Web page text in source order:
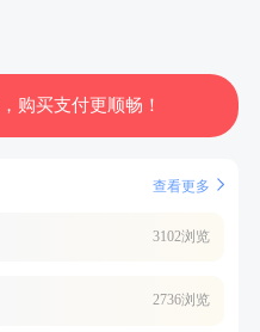
购买支付更顺畅！
查看更多
3102浏览
2736浏览